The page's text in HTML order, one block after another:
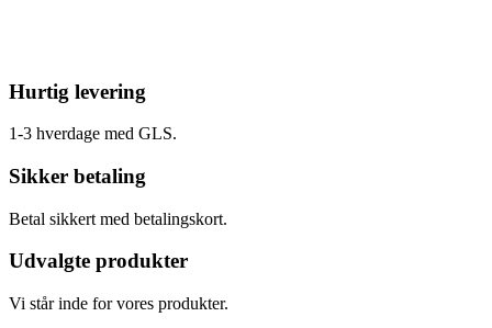
Hurtig levering
1-3 hverdage med GLS.
Sikker betaling
Betal sikkert med betalingskort.
Udvalgte produkter
Vi står inde for vores produkter.